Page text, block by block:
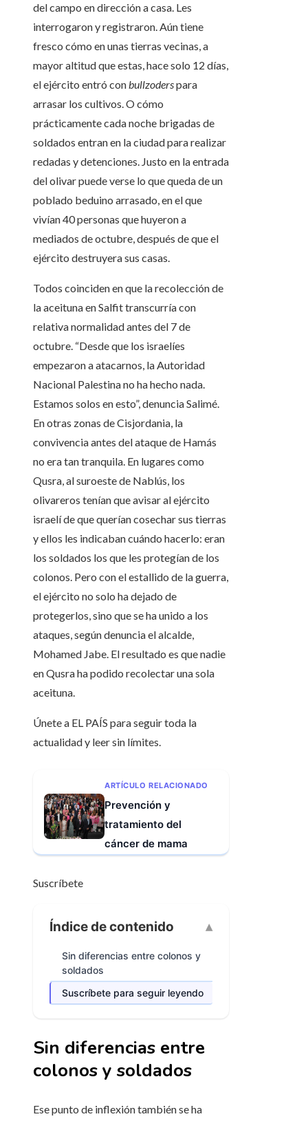
del campo en dirección a casa. Les
interrogaron y registraron. Aún tiene
fresco cómo en unas tierras vecinas, a
mayor altitud que estas, hace solo 12 días,
el ejército entró conbullzoderspara
arrasar los cultivos. O cómo
prácticamente cada noche brigadas de
soldados entran en la ciudad para realizar
redadas y detenciones. Justo en la entrada
del olivar puede verse lo que queda de un
poblado beduino arrasado, en el que
vivían 40 personas que huyeron a
mediados de octubre, después de que el
ejército destruyera sus casas.
Todos coinciden en que la recolección de
la aceituna en Salfit transcurría con
relativa normalidad antes del 7 de
octubre. “Desde que los israelíes
empezaron a atacarnos, la Autoridad
Nacional Palestina no ha hecho nada.
Estamos solos en esto”, denuncia Salimé.
En otras zonas de Cisjordania, la
convivencia antes del ataque de Hamás
no era tan tranquila. En lugares como
Qusra, al suroeste de Nablús, los
olivareros tenían que avisar al ejército
israelí de que querían cosechar sus tierras
y ellos les indicaban cuándo hacerlo: eran
los soldados los que les protegían de los
colonos. Pero con el estallido de la guerra,
el ejército no solo ha dejado de
protegerlos, sino que se ha unido a los
ataques, según denuncia el alcalde,
Mohamed Jabe. El resultado es que nadie
en Qusra ha podido recolectar una sola
aceituna.
Únete a EL PAÍS para seguir toda la
actualidad y leer sin límites.
ARTÍCULO RELACIONADO
Prevención y
tratamiento del
cáncer de mama
Suscríbete
Índice de contenido
Sin diferencias entre colonos y
soldados
Suscríbete para seguir leyendo
Sin diferencias entre
colonos y soldados
Ese punto de inflexión también se ha